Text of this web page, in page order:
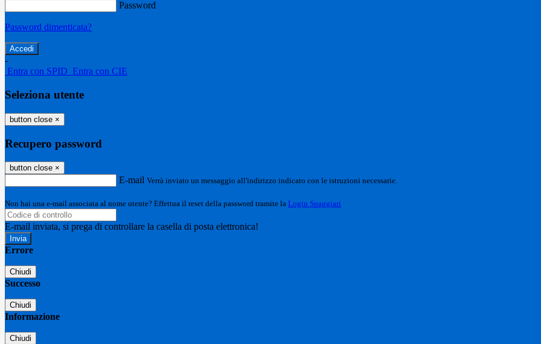
Password
Password dimenticata?
-
Entra con SPID Entra con CIE
Seleziona utente
button close ×
Recupero password
button close ×
E-mail Verrà inviato un messaggio all'indirizzo indicato con le istruzioni necessarie.
Non hai una e-mail associata al nome utente? Effettua il reset della password tramite la Login Spaggiari
E-mail inviata, si prega di controllare la casella di posta elettronica!
Errore
Chiudi
Successo
Chiudi
Informazione
Chiudi